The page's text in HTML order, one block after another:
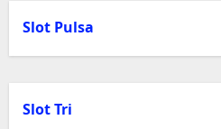
Slot Pulsa
Slot Tri